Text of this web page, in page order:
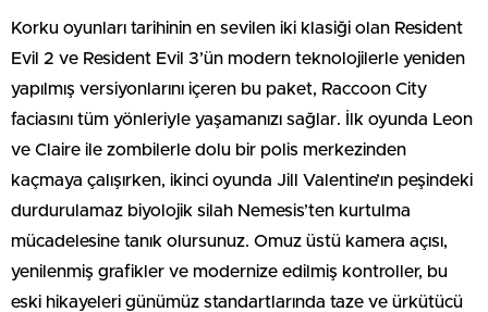
Korku oyunları tarihinin en sevilen iki klasiği olan Resident
Evil 2 ve Resident Evil 3’ün modern teknolojilerle yeniden
yapılmış versiyonlarını içeren bu paket, Raccoon City
faciasını tüm yönleriyle yaşamanızı sağlar. İlk oyunda Leon
ve Claire ile zombilerle dolu bir polis merkezinden
kaçmaya çalışırken, ikinci oyunda Jill Valentine’ın peşindeki
durdurulamaz biyolojik silah Nemesis’ten kurtulma
mücadelesine tanık olursunuz. Omuz üstü kamera açısı,
yenilenmiş grafikler ve modernize edilmiş kontroller, bu
eski hikayeleri günümüz standartlarında taze ve ürkütücü